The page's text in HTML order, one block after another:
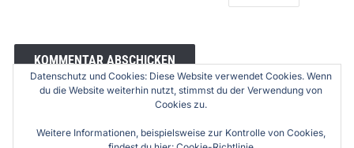
Datenschutz und Cookies: Diese Website verwendet Cookies. Wenn
du die Website weiterhin nutzt, stimmst du der Verwendung von
Cookies zu.
Weitere Informationen, beispielsweise zur Kontrolle von Cookies,